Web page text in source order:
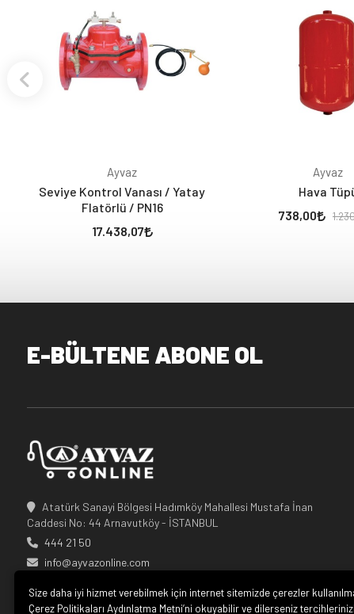
Ayvaz
Seviye Kontrol Vanası / Yatay
Flatörlü / PN16
17.438,07
Ayvaz
Hava
738,00
E-BÜLTENE ABONE OL
Atatürk Sanayi Bölgesi Hadımköy Mahallesi Mustafa İnan
Caddesi No: 44 Arnavutköy - İSTANBUL
444 21 50
info@ayvazonline.com
Size daha iyi hizmet verebilmek için internet sitemizde çerezler
Çerez Politikaları Aydınlatma Metni’ni okuyabilir ve dilerseniz tercihlerinizi